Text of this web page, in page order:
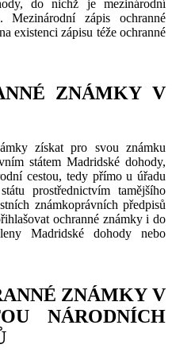
do nichž je mezinárodní
Mezinárodní zápis ochranné
existenci zápisu téže ochranné
ZNÁMKY V
získat pro svou známku
státem Madridské dohody,
cestou, tedy přímo u úřadu
prostřednictvím tamějšího
známkoprávních předpisů
ochranné známky i do
Madridské dohody nebo
ZNÁMKY V
NÁRODNÍCH